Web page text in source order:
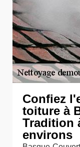
Confiez
toiture à
Tradition
environs